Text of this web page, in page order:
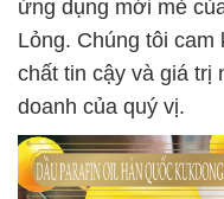
ứng dụng mới mẻ
Lỏng. Chúng tôi cam
chất tin cậy và giá trị
doanh của quý vị.